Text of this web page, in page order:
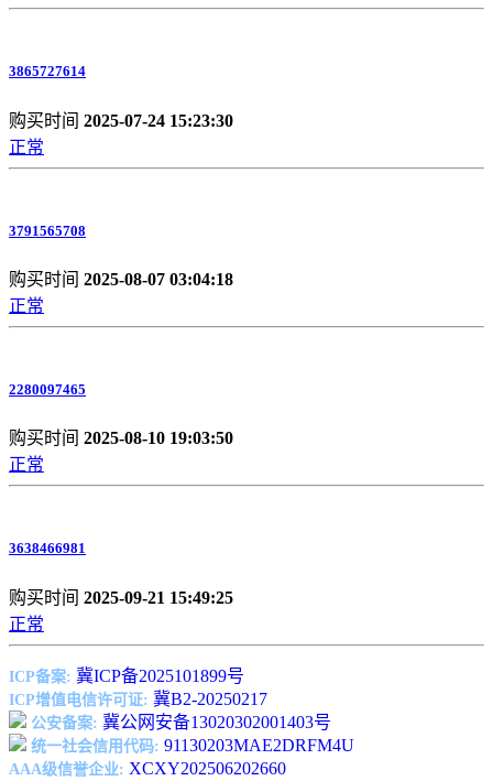
3865727614
购买时间 2025-07-24 15:23:30
正常
3791565708
购买时间 2025-08-07 03:04:18
正常
2280097465
购买时间 2025-08-10 19:03:50
正常
3638466981
购买时间 2025-09-21 15:49:25
正常
ICP备案: 冀ICP备2025101899号
ICP增值电信许可证: 冀B2-20250217
公安备案: 冀公网安备13020302001403号
统一社会信用代码: 91130203MAE2DRFM4U
AAA级信誉企业: XCXY202506202660